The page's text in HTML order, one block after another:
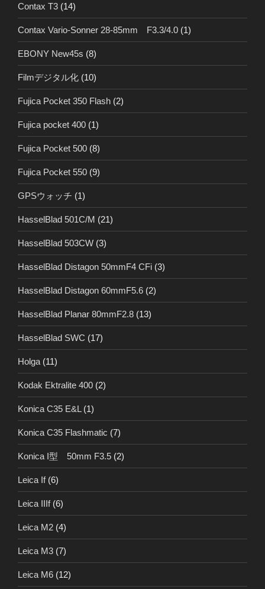
Contax T3 (14)
Contax Vario-Sonner 28-85mm F3.3/4.0 (1)
EBONY New45s (8)
Filmデジタル化 (10)
Fujica Pocket 350 Flash (2)
Fujica pocket 400 (1)
Fujica Pocket 500 (8)
Fujica Pocket 550 (9)
GPSウォッチ (1)
HasselBlad 501C/M (21)
HasselBlad 503CW (3)
HasselBlad Distagon 50mmF4 CFi (3)
HasselBlad Distagon 60mmF5.6 (2)
HasselBlad Planar 80mmF2.8 (13)
HasselBlad SWC (17)
Holga (11)
Kodak Ektralite 400 (2)
Konica C35 E&L (1)
Konica C35 Flashmatic (7)
Konica I型 50mm F3.5 (2)
Leica If(6)
Leica IIIf(6)
Leica M2 (4)
Leica M3 (7)
Leica M6 (12)